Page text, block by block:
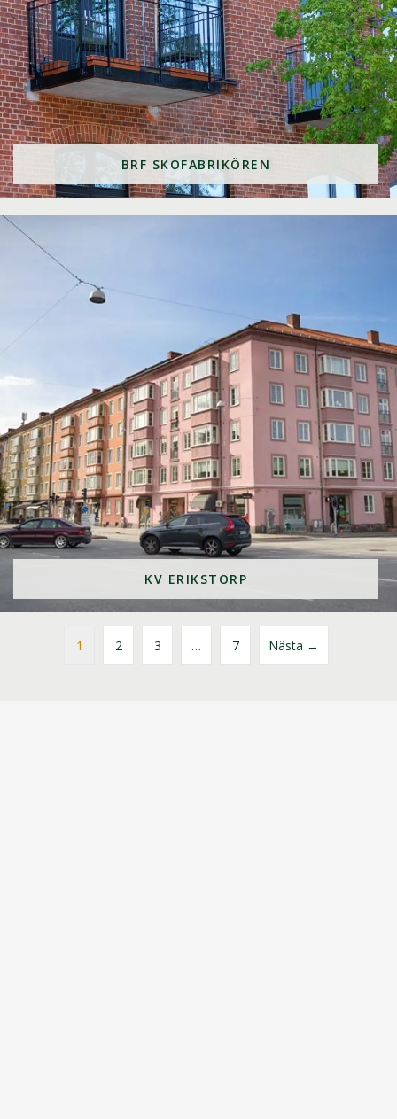
BRF SKOFABRIKÖREN
KV ERIKSTORP
1 2 3 … 7 Nästa →